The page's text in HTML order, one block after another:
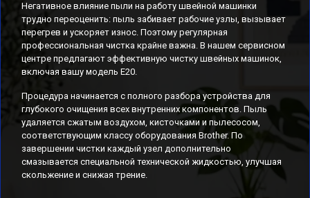
Негативное влияние пыли на работу швейной машинки
трудно переоценить: пыль забивает рабочие узлы, вызывает
перегрев и ускоряет износ. Поэтому регулярная
профессиональная чистка крайне важна. В нашем сервисном
центре предлагают эффективную чистку швейных машинок,
включая вашу модель E20.
Процедура начинается с полного разбора устройства для
глубокого очищения всех внутренних компонентов. Пыль
удаляется сжатым воздухом, кисточками и пылесосом,
соответствующим классу оборудования Brother. По
завершении чистки каждый узел дополнительно
смазывается специальной технической жидкостью, улучшая
скольжение и снижая трение.